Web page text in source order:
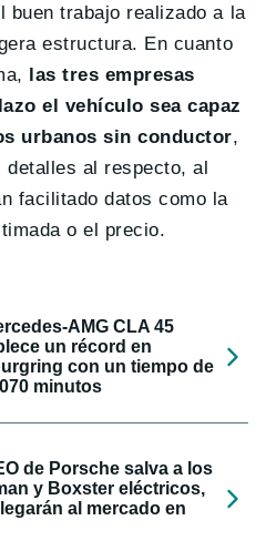
buen trabajo realizado a la
estructura. En cuanto
las tres empresas
el vehículo sea capaz
urbanos sin conductor,
detalles al respecto, al
facilitado datos como la
o el precio.
AMG CLA 45
un récord en
con un tiempo de
minutos
de Porsche salva a los
y Boxster eléctricos,
al mercado en